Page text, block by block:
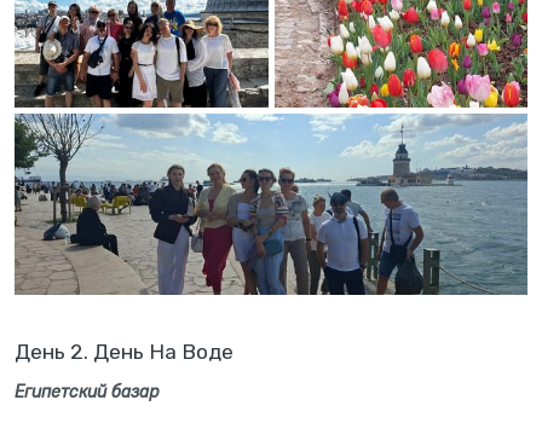
День 2. День На Воде
Египетский базар